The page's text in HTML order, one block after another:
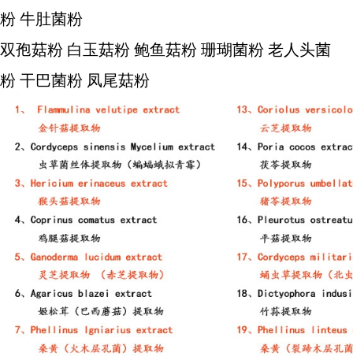
粉 牛肚菌粉
双孢菇粉 白玉菇粉 鲍鱼菇粉 珊瑚菌粉 老人头菌
粉 干巴菌粉 凤尾菇粉